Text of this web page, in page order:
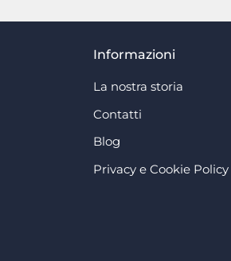
Informazioni
La nostra storia
Contatti
Blog
Privacy e Cookie Policy